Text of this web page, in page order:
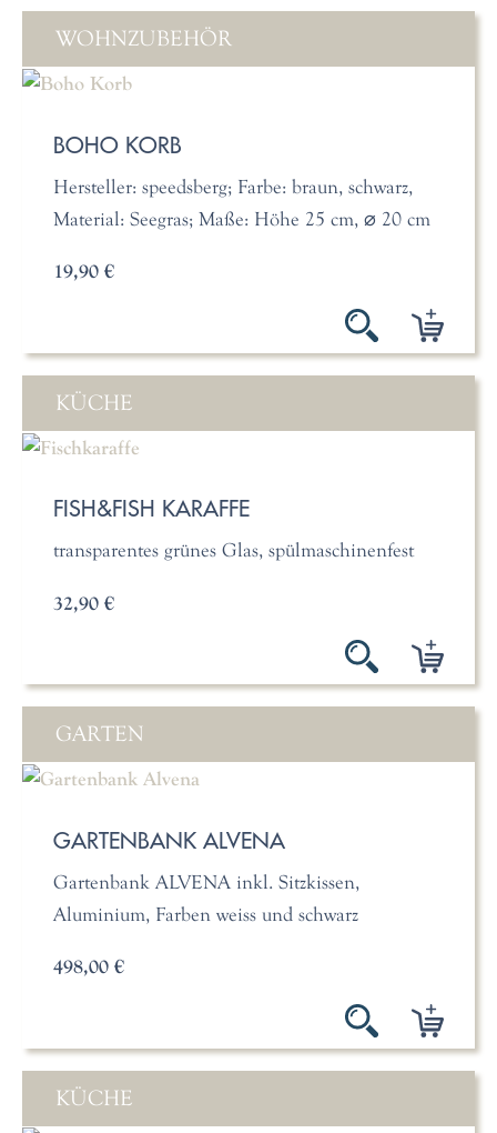
WOHNZUBEHÖR
BOHO KORB
Hersteller: speedsberg; Farbe: braun, schwarz,
Material: Seegras; Maße: Höhe 25 cm, ⌀ 20 cm
19,90 €
KÜCHE
FISH&FISH KARAFFE
transparentes grünes Glas, spülmaschinenfest
32,90 €
GARTEN
GARTENBANK ALVENA
Gartenbank ALVENA inkl. Sitzkissen,
Aluminium, Farben weiss und schwarz
498,00 €
KÜCHE